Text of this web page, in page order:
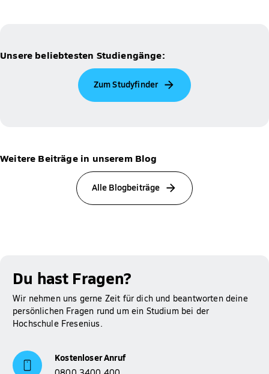
Unsere beliebtesten Studiengänge:
Zum Studyfinder
Weitere Beiträge in unserem Blog
Alle Blogbeiträge
Du hast Fragen?
Wir nehmen uns gerne Zeit für dich und beantworten deine
persönlichen Fragen rund um ein Studium bei der
Hochschule Fresenius.
Kostenloser Anruf